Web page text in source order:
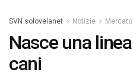
SVN solovelanet Notizie Mercato
Nasce una
cani